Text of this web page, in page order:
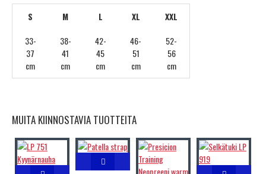
S M L XL
XXL
33-
37
cm
38-
41
cm
42-
45
cm
46-
51
cm
52-
56
cm
MUITA KIINNOSTAVIA TUOTTEITA